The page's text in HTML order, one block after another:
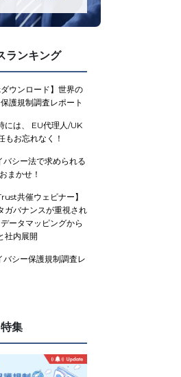
ランキング
ダウンロード】世界の
護規制調査レポート
には、 EU代理人/UK
もお忘れなく！
バシー法で求められる
まかせ！
共催ウェビナー】
ガバナンスが重視され
ータマッピングから
社内展開
バシー保護規制調査レ
特集